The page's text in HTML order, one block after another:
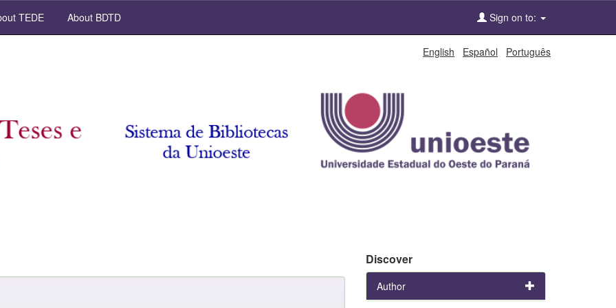
TEDE About BDTD Sign on to:
English Español Português
Discover
Author